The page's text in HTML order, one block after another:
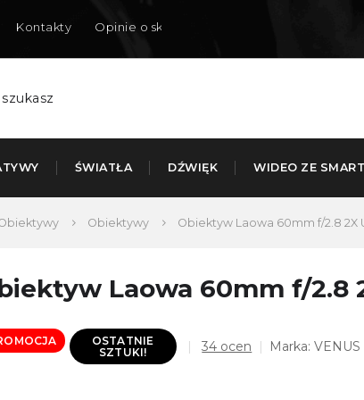
Kontakty Opinie o sklepie
ŚWIATŁA DŹWIĘK WIDEO ZE
Obiektywy Obiektyw Laowa 60mm f/2.8 2X
Laowa 60mm f/2.8
OSTATNIE
SZTUKI!
Średnia
34 ocen Marka: VENUS